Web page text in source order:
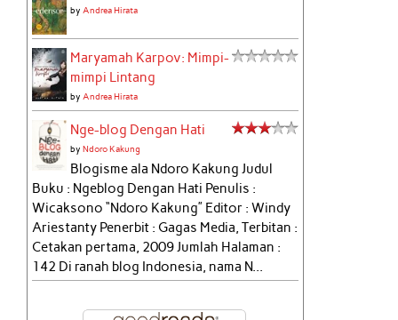
by Andrea Hirata
Maryamah Karpov: Mimpi-
mimpi Lintang
by Andrea Hirata
Nge-blog Dengan Hati
byNdoro Kakung
Blogisme ala Ndoro Kakung Judul
Buku : Ngeblog Dengan Hati Penulis :
Wicaksono “Ndoro Kakung” Editor : Windy
Ariestanty Penerbit : Gagas Media, Terbitan :
Cetakan pertama, 2009 Jumlah Halaman :
142 Di ranah blog Indonesia, nama N...